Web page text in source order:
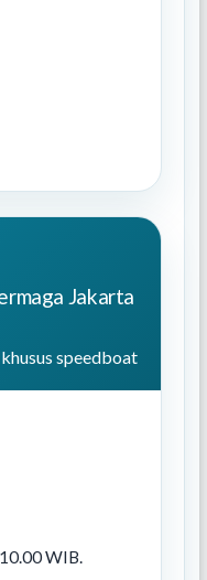
Jakarta
speedboat
WIB.